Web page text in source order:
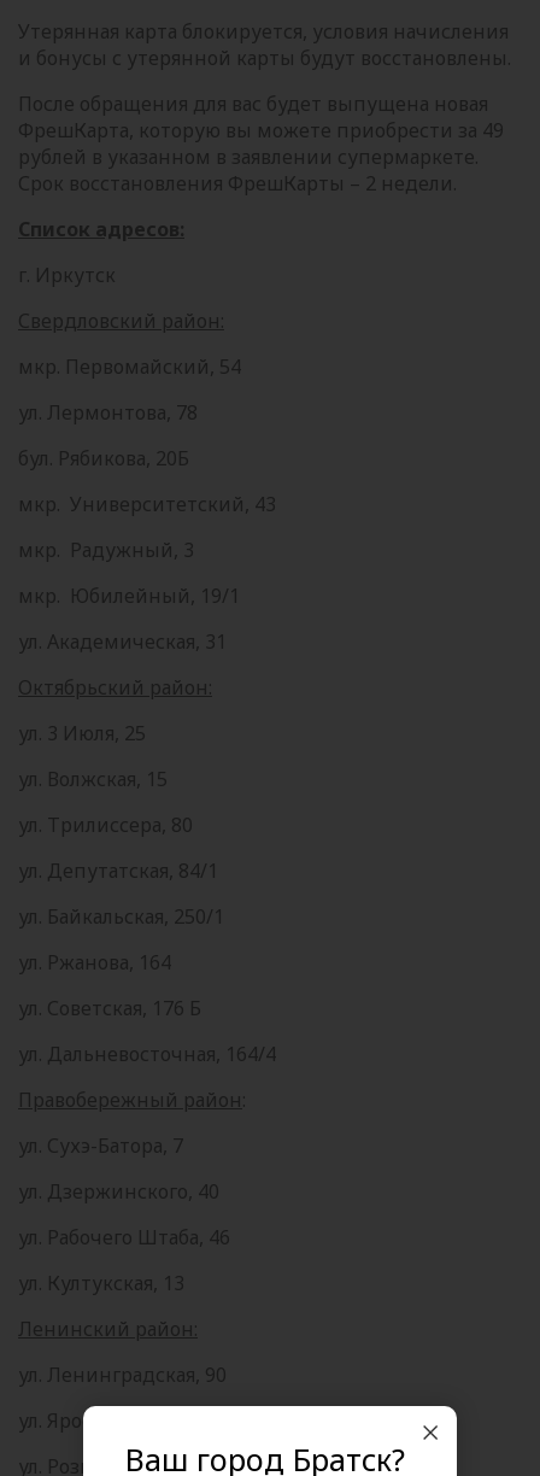
Утерянная карта блокируется, условия начисления
и бонусы с утерянной карты будут восстановлены.
После обращения для вас будет выпущена новая
ФрешКарта, которую вы можете приобрести за 49
рублей в указанном в заявлении супермаркете.
Срок восстановления ФрешКарты – 2 недели.
Список адресов:
г. Иркутск
Свердловский район:
мкр. Первомайский, 54
ул. Лермонтова, 78
бул. Рябикова, 20Б
мкр. Университетский, 43
мкр. Радужный, 3
мкр. Юбилейный, 19/1
ул. Академическая, 31
Октябрьский район:
ул. 3 Июля, 25
ул. Волжская, 15
ул. Трилиссера, 80
ул. Депутатская, 84/1
ул. Байкальская, 250/1
ул. Ржанова, 164
ул. Советская, 176 Б
ул. Дальневосточная, 164/4
Правобережный район:
ул. Сухэ-Батора, 7
ул. Дзержинского, 40
ул. Рабочего Штаба, 46
ул. Култукская, 13
Ленинский район:
ул. Ленинградская, 90
ул. Ярославского, 264
ул. Розы Люксембург, 217А
Ваш город Братск?